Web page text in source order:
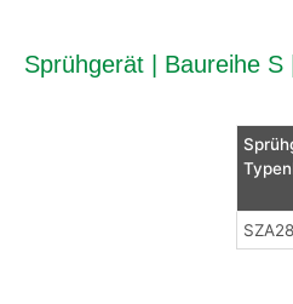
Sprühgerät | Baureihe